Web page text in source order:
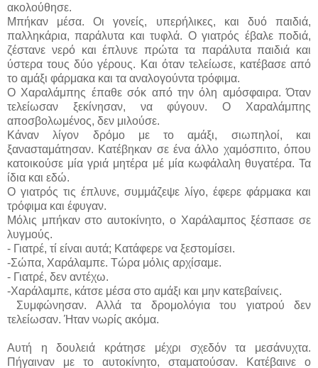
ακολούθησε.
Μπήκαν μέσα. Οι γονείς, υπερήλικες, και δυό παιδιά,
παλληκάρια, παράλυτα και τυφλά. Ο γιατρός έβαλε ποδιά,
ζέστανε νερό και έπλυνε πρώτα τα παράλυτα παιδιά και
ύστερα τους δύο γέρους. Και όταν τελείωσε, κατέβασε από
το αμάξι φάρμακα και τα αναλογούντα τρόφιμα.
Ο Χαραλάμπης έπαθε σόκ από την όλη αμόσφαιρα. Όταν
τελείωσαν ξεκίνησαν, να φύγουν. Ο Χαραλάμπης
αποσβολωμένος, δεν μιλούσε.
Κάναν λίγον δρόμο με το αμάξι, σιωπηλοί, και
ξανασταμάτησαν. Κατέβηκαν σε ένα άλλο χαμόσπιτο, όπου
κατοικούσε μία γριά μητέρα μέ μία κωφάλαλη θυγατέρα. Τα
ίδια και εδώ.
Ο γιατρός τις έπλυνε, συμμάζεψε λίγο, έφερε φάρμακα και
τρόφιμα και έφυγαν.
Μόλις μπήκαν στο αυτοκίνητο, ο Χαράλαμπος ξέσπασε σε
λυγμούς.
- Γιατρέ, τί είναι αυτά; Κατάφερε να ξεστομίσει.
-Σώπα, Χαράλαμπε. Τώρα μόλις αρχίσαμε.
- Γιατρέ, δεν αντέχω.
-Χαράλαμπε, κάτσε μέσα στο αμάξι και μην κατεβαίνεις.
Συμφώνησαν. Αλλά τα δρομολόγια του γιατρού δεν
τελείωσαν. Ήταν νωρίς ακόμα.
Αυτή η δουλειά κράτησε μέχρι σχεδόν τα μεσάνυχτα.
Πήγαιναν με το αυτοκίνητο, σταματούσαν. Κατέβαινε ο